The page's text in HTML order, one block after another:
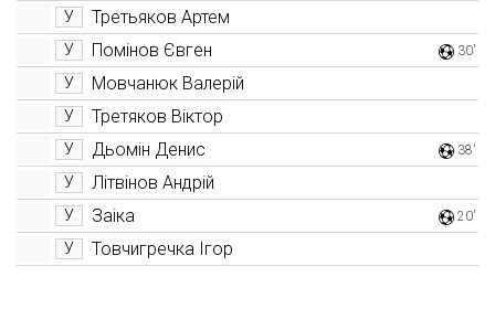
У Третьяков Артем
У Помінов Євген 30'
У Мовчанюк Валерій
У Третяков Віктор
У Дьомін Денис 38'
У Літвінов Андрій
У Заіка 20'
У Товчигречка Ігор